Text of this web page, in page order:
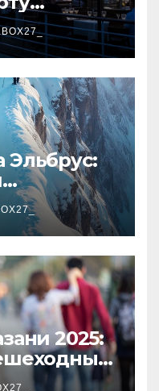
Эльбрус:
2025: